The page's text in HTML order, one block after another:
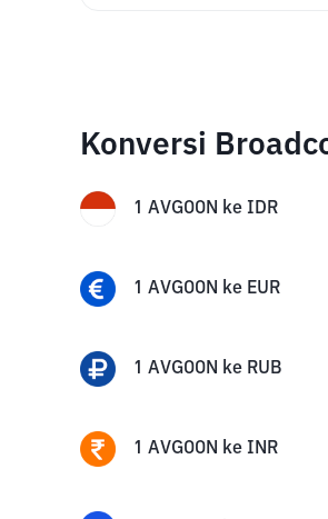
Konversi
1 AVGOON ke IDR
1 AVGOON ke EUR
1 AVGOON ke RUB
1 AVGOON ke INR